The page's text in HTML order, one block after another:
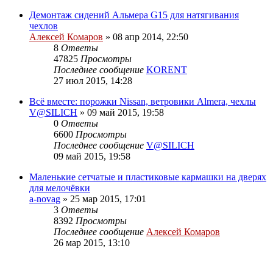
Демонтаж сидений Альмера G15 для натягивания
чехлов
Алексей Комаров » 08 апр 2014, 22:50
8 Ответы
47825 Просмотры
Последнее сообщение KORENT
27 июл 2015, 14:28
Всё вместе: порожки Nissan, ветровики Almera, чехлы
V@SILICH » 09 май 2015, 19:58
0 Ответы
6600 Просмотры
Последнее сообщение V@SILICH
09 май 2015, 19:58
Маленькие сетчатые и пластиковые кармашки на дверях
для мелочёвки
a-novag » 25 мар 2015, 17:01
3 Ответы
8392 Просмотры
Последнее сообщение Алексей Комаров
26 мар 2015, 13:10